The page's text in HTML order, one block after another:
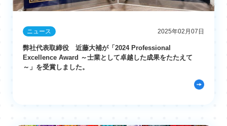
ニュース 2025年02月07日
弊社代表取締役 近藤大補が「2024 Professional
Excellence Award ～士業として卓越した成果をたたえて
～」を受賞しました。